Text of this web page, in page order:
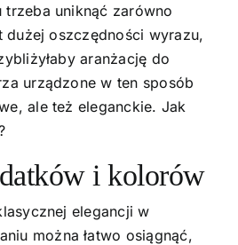
uniknąć zarówno
dużej oszczędności wyrazu,
aranżację do
urządzone w ten sposób
ale też eleganckie. Jak
i kolorów
elegancji w
można łatwo osiągnąć,